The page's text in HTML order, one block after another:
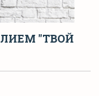
"ТВОЙ